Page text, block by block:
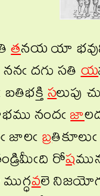
తనయ యా
దగు సతియ
బతిభక్తిసలుపు
నందఁజా
జాలఁ బ్ర
రోష
వలె